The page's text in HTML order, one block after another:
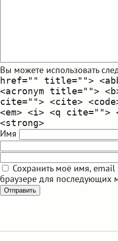
Вы можете использовать
href="" title="">
<acronym title="">
cite=""> <cite>
<em> <i> <q cite="">
<strong>
Имя
Сохранить моё имя, email
браузере для последующих